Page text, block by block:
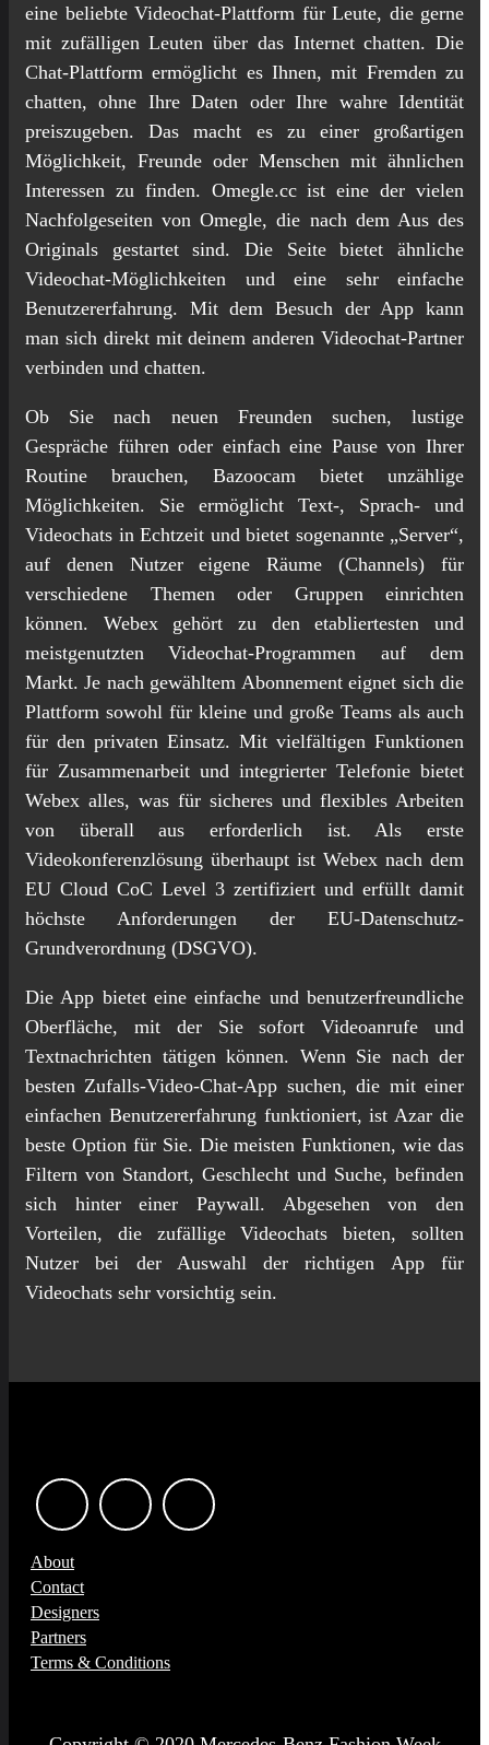
eine beliebte Videochat-Plattform für Leute, die gerne
mit zufälligen Leuten über das Internet chatten. Die
Chat-Plattform ermöglicht es Ihnen, mit Fremden zu
chatten, ohne Ihre Daten oder Ihre wahre Identität
preiszugeben. Das macht es zu einer großartigen
Möglichkeit, Freunde oder Menschen mit ähnlichen
Interessen zu finden. Omegle.cc ist eine der vielen
Nachfolgeseiten von Omegle, die nach dem Aus des
Originals gestartet sind. Die Seite bietet ähnliche
Videochat-Möglichkeiten und eine sehr einfache
Benutzererfahrung. Mit dem Besuch der App kann
man sich direkt mit deinem anderen Videochat-Partner
verbinden und chatten.
Ob Sie nach neuen Freunden suchen, lustige
Gespräche führen oder einfach eine Pause von Ihrer
Routine brauchen, Bazoocam bietet unzählige
Möglichkeiten. Sie ermöglicht Text‑, Sprach‑ und
Videochats in Echtzeit und bietet sogenannte „Server“,
auf denen Nutzer eigene Räume (Channels) für
verschiedene Themen oder Gruppen einrichten
können. Webex gehört zu den etabliertesten und
meistgenutzten Videochat-Programmen auf dem
Markt. Je nach gewähltem Abonnement eignet sich die
Plattform sowohl für kleine und große Teams als auch
für den privaten Einsatz. Mit vielfältigen Funktionen
für Zusammenarbeit und integrierter Telefonie bietet
Webex alles, was für sicheres und flexibles Arbeiten
von überall aus erforderlich ist. Als erste
Videokonferenzlösung überhaupt ist Webex nach dem
EU Cloud CoC Level 3 zertifiziert und erfüllt damit
höchste Anforderungen der EU-Datenschutz-
Grundverordnung (DSGVO).
Die App bietet eine einfache und benutzerfreundliche
Oberfläche, mit der Sie sofort Videoanrufe und
Textnachrichten tätigen können. Wenn Sie nach der
besten Zufalls-Video-Chat-App suchen, die mit einer
einfachen Benutzererfahrung funktioniert, ist Azar die
beste Option für Sie. Die meisten Funktionen, wie das
Filtern von Standort, Geschlecht und Suche, befinden
sich hinter einer Paywall. Abgesehen von den
Vorteilen, die zufällige Videochats bieten, sollten
Nutzer bei der Auswahl der richtigen App für
Videochats sehr vorsichtig sein.
About
Contact
Designers
Partners
Terms & Conditions